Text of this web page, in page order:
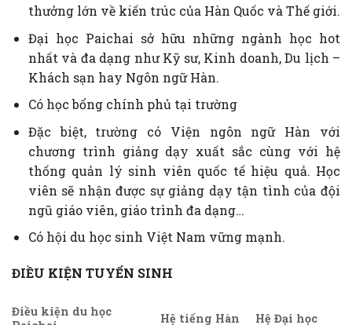
thưởng lớn về kiến trúc của Hàn Quốc và Thế giới.
Đại học Paichai sở hữu những ngành học hot
nhất và đa dạng như Kỹ sư, Kinh doanh, Du lịch –
Khách sạn hay Ngôn ngữ Hàn.
Có học bổng chính phủ tại trường
Đặc biệt, trường có Viện ngôn ngữ Hàn với
chương trình giảng dạy xuất sắc cùng với hệ
thống quản lý sinh viên quốc tế hiệu quả. Học
viên sẽ nhận được sự giảng dạy tận tình của đội
ngũ giáo viên, giáo trình đa dạng…
Có hội du học sinh Việt Nam vững mạnh.
ĐIỀU KIỆN TUYỂN SINH
Điều kiện du học
Hệ tiếng Hàn Hệ Đại học